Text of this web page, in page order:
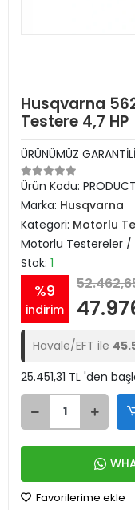
Husqvarna
Testere 4,7 HP
ÜRÜNÜMÜZ
Ürün Kodu:
Marka: Husqvarna
Kategori: Motorlu
Motorlu Testereler /
Stok: 1
%9
indirim
Havale/EFT ile
25.451,31 TL 'den
Favorilerime ekle